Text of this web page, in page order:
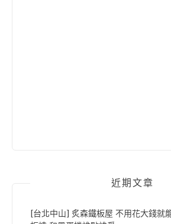
近期文章
[台北中山] 炙森鐵板屋 不用花大錢就